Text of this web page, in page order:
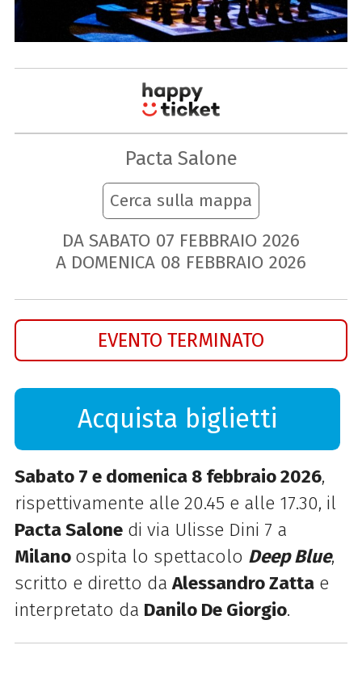
Pacta Salone
Cerca sulla mappa
DA SABATO 07 FEBBRAIO 2026
A DOMENICA 08 FEBBRAIO 2026
EVENTO TERMINATO
Acquista biglietti
Sabato 7 e domenica 8 febbraio 2026,
rispettivamente alle 20.45 e alle 17.30, il
Pacta Salonedi via Ulisse Dini 7 a
Milano ospita lo spettacolo Deep Blue,
scritto e diretto daAlessandro Zattae
interpretato da Danilo De Giorgio.